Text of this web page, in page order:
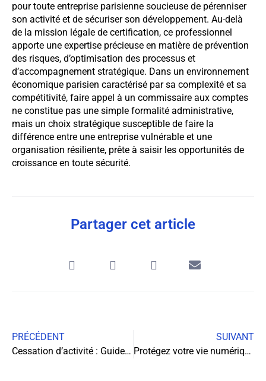
pour toute entreprise parisienne soucieuse de pérenniser
son activité et de sécuriser son développement. Au-delà
de la mission légale de certification, ce professionnel
apporte une expertise précieuse en matière de prévention
des risques, d’optimisation des processus et
d’accompagnement stratégique. Dans un environnement
économique parisien caractérisé par sa complexité et sa
compétitivité, faire appel à un commissaire aux comptes
ne constitue pas une simple formalité administrative,
mais un choix stratégique susceptible de faire la
différence entre une entreprise vulnérable et une
organisation résiliente, prête à saisir les opportunités de
croissance en toute sécurité.
Partager cet article
PRÉCÉDENT
Cessation d’activité : Guide complet pour fermer votre entreprise sereinement
SUIVANT
Protégez votre vie numérique : connaître et exercer vos droits sur vos données